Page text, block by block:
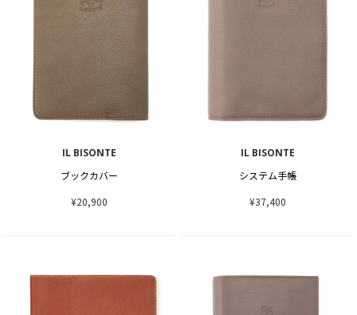
IL BISONTE
ブックカバー
¥20,900
IL BISONTE
システム手帳
¥37,400